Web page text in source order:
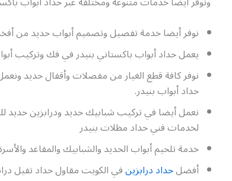
نوفر أيضا خدمة تفصيل وتصميم أبواب حديد من
يعمل حداد أبواب باكستاني بنيدر في فك وتركيب
نوفر كافة قطع الغيار من مفصلات وأقفال حديد
حداد أبواب بنيدر.
نعمل أيضا في تركيب شبابيك حديد ودرابزين حديد
لخدمات فني حداد مظلات بنيدر
خدمة تلحيم أبواب الحديد والشبابيك والمقاعد
أفضلحداد درابزينفي الكويت مقاول حداد تفيل